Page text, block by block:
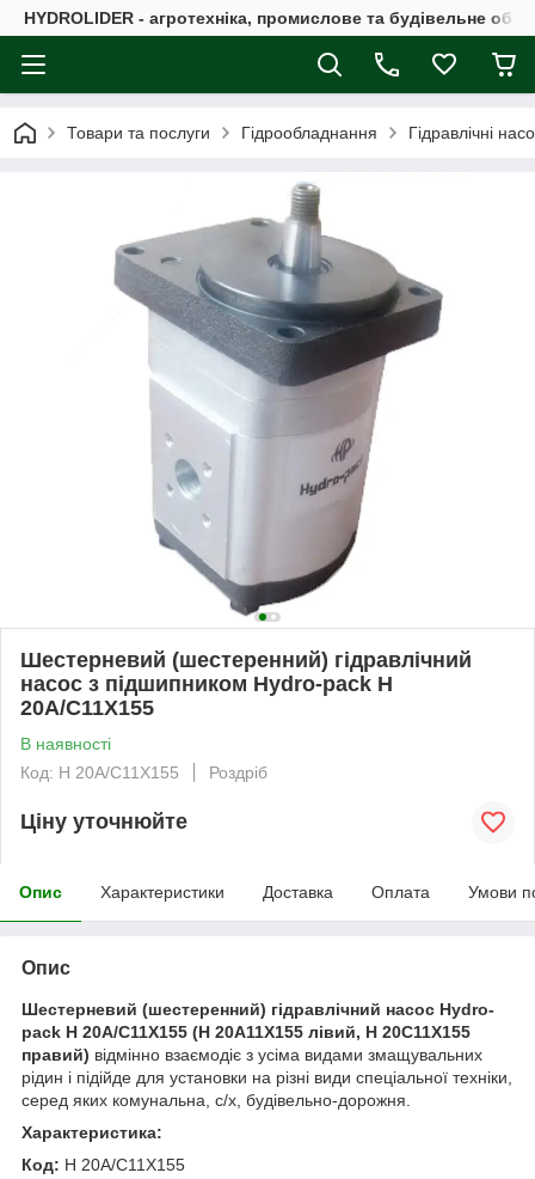
HYDROLIDER - агротехніка, промислове та будівельне
Товари та послуги Гідрообладнання Гідравлічні
Шестерневий (шестеренний) гідравлічний
насос з підшипником Hydro-pack H
20A/C11X155
В наявності
Код: H 20A/C11X155
Роздріб
Ціну уточнюйте
Опис Характеристики Доставка Оплата Умови
Опис
Шестерневий (шестеренний) гідравлічний насос Hydro-
pack H 20A/C11X155 (H 20A11X155 лівий, H 20C11X155
правий) відмінно взаємодіє з усіма видами змащувальних
рідин і підійде для установки на різні види спеціальної техніки,
серед яких комунальна, с/х, будівельно-дорожня.
Характеристика:
Код: H 20A/C11X155